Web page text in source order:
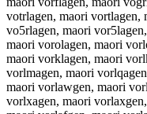
votrlagen, maori vortlagen,
vo5rlagen, maori
maori vorolagen, maori
maori vorklagen, maori
vorlmagen, maori
maori vorlawgen, maori
vorlxagen, maori